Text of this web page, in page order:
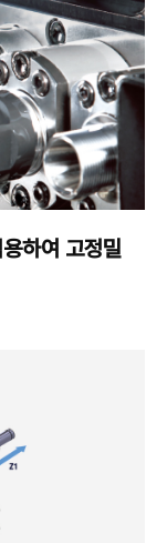
하여 고정밀